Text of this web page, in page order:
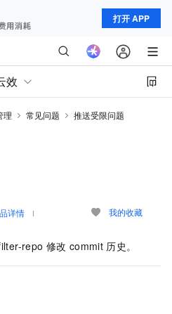
打开 APP
效
理 常见问题
推送受限问题
详情 我的收藏
repo 修改 commit 历史。